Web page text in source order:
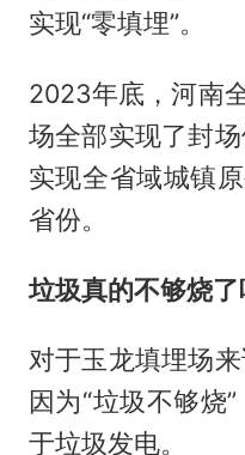
实现“零填埋”。
2023年底，河南
场全部实现了封
实现全省域城镇
省份。
垃圾真的不够烧了
对于玉龙填埋场
因为“垃圾不够烧
于垃圾发电。